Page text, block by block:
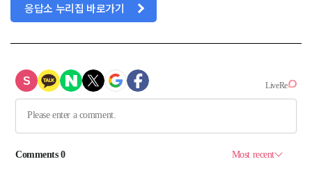
응답소 누리집 바로가기